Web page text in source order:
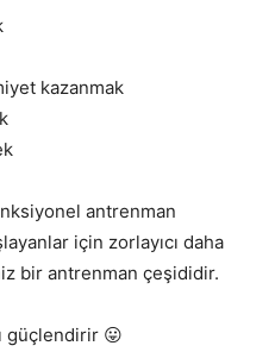
kazanmak
antrenman
için zorlayıcı daha
bir antrenman çeşididir.
güçlendirir 😛